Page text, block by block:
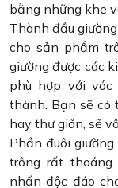
bằng những khe
Thành đầu
cho sản phẩm
giường được các
phù hợp với vóc
thành. Bạn sẽ có
hay thư giãn, sẽ
Phần đuôi
trông rất thoáng
nhấn độc đáo